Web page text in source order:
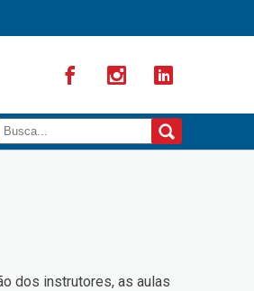
dos instrutores, as aulas